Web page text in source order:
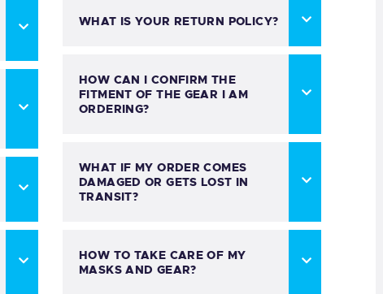
WHAT IS YOUR RETURN POLICY?
HOW CAN I CONFIRM THE
FITMENT OF THE GEAR I AM
ORDERING?
WHAT IF MY ORDER COMES
DAMAGED OR GETS LOST IN
TRANSIT?
HOW TO TAKE CARE OF MY
MASKS AND GEAR?